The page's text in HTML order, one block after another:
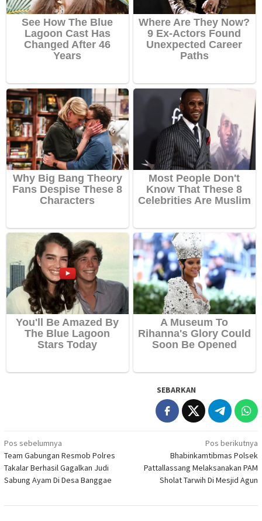
SEBARKAN
Navigasi
pos
Pos sebelumnya
Team Gabungan Resmob Polres
Takalar Berhasil Gagalkan Judi
Sabung Ayam Di Desa Banggae
Pos berikutnya
Bhabinkamtibmas Polsek
Pattallassang Melaksanakan PAM
Sholat Tarwih Di Mesjid Agun